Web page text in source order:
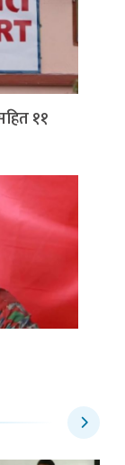
११